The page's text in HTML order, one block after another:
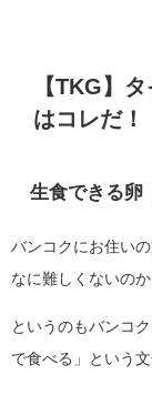
【TKG】
はコレだ！
生食できる卵
バンコクにお住い
なに難しくないのか
というのもバンコ
で食べる」という